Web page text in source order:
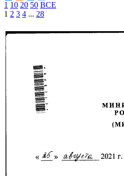
1 10 20 50 ВСЕ
1 2 3 4 ... 28